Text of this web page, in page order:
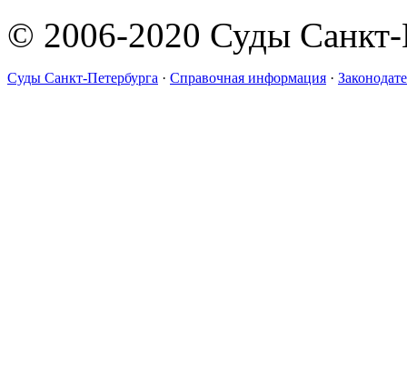
© 2006-2020 Суды Санкт-
Суды Санкт-Петербурга · Справочная информация ·